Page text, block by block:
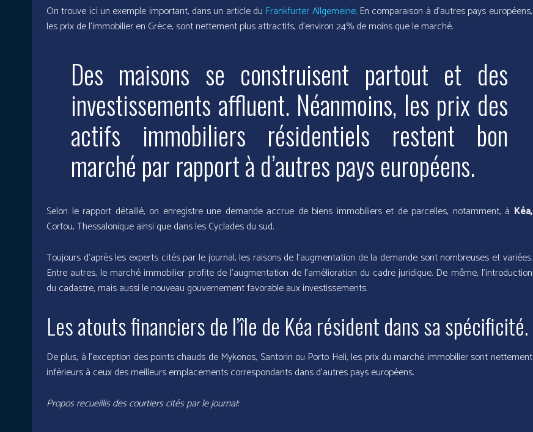
On trouve ici un exemple important, dans un article du Frankfurter Allgemeine.En comparaison à d’autres pays européens,
les prix de l’immobilier en Grèce, sont nettement plus attractifs, d’environ 24% de moins que le marché.
Des maisons se construisent partout et des
investissements affluent. Néanmoins, les prix des
actifs immobiliers résidentiels restent bon
marché par rapport à d’autres pays européens.
Selon le rapport détaillé, on enregistre une demande accrue de biens immobiliers et de parcelles, notamment, à Kéa,
Corfou, Thessalonique ainsi que dans les Cyclades du sud.
Toujours d’après les experts cités par le journal, les raisons de l’augmentation de la demande sont nombreuses et variées.
Entre autres, le marché immobilier profite de l’augmentation de l’amélioration du cadre juridique. De même, l’introduction
du cadastre, mais aussi le nouveau gouvernement favorable aux investissements.
Les atouts financiers de l’île de Kéa résident dans sa spécificité.
De plus, à l’exception des points chauds de Mykonos, Santorin ou Porto Heli, les prix du marché immobilier sont nettement
inférieurs à ceux des meilleurs emplacements correspondants dans d’autres pays européens.
Propos recueillis des courtiers cités par le journal: